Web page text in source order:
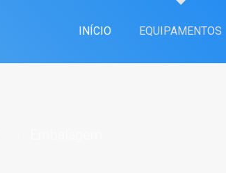
INÍCIO EQUIPAMENTOS